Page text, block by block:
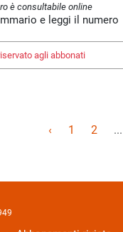
è consultabile online
e leggi il numero
agli abbonati
‹ 1 2 ...